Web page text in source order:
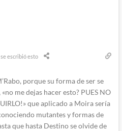
escribió esto
porque su forma de ser se
me dejas hacer esto? PUES NO
que aplicado a Moira sería
mutantes y formas de
que hasta Destino se olvide de